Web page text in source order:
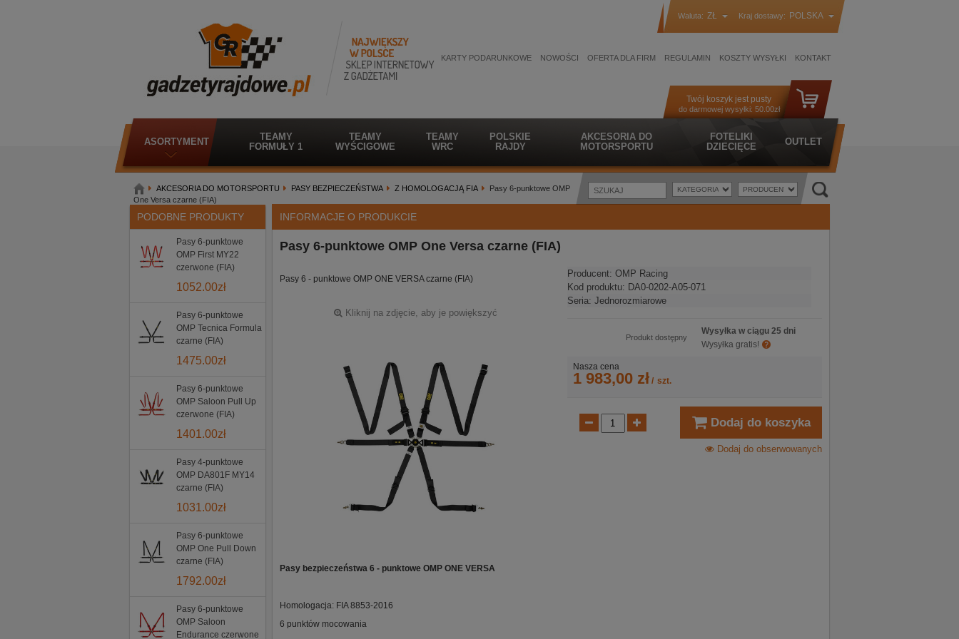
Waluta: ZŁ Kraj dostawy: POLSKA
KARTY PODARUNKOWE NOWOŚCI OFERTA DLA FIRM REGULAMIN KOSZTY WYSYŁKI KONTAKT
Twój koszyk jest pusty
do darmowej wysyłki: 50.00zł
ASORTYMENT
TEAMY
FORMUŁY 1
TEAMY
WYŚCIGOWE
TEAMY
WRC
POLSKIE
RAJDY
AKCESORIA DO
MOTORSPORTU
FOTELIKI
DZIECIĘCE
OUTLET
AKCESORIA DO MOTORSPORTU PASY BEZPIECZEŃSTWA Z HOMOLOGACJĄ FIA
Pasy 6-punktowe OMP
One Versa czarne (FIA)
PODOBNE PRODUKTY
Pasy 6-punktowe
OMP First MY22
czerwone (FIA)
1052.00zł
Pasy 6-punktowe
OMP Tecnica Formula
czarne (FIA)
1475.00zł
Pasy 6-punktowe
OMP Saloon Pull Up
czerwone (FIA)
1401.00zł
Pasy 4-punktowe
OMP DA801F MY14
czarne (FIA)
1031.00zł
Pasy 6-punktowe
OMP One Pull Down
czarne (FIA)
1792.00zł
Pasy 6-punktowe
OMP Saloon
Endurance czerwone
INFORMACJE O PRODUKCIE
Pasy 6-punktowe OMP One Versa czarne (FIA)
Pasy 6 - punktowe OMP ONE VERSA czarne (FIA)
Kliknij na zdjęcie, aby je powiększyć
Producent: OMP Racing
Kod produktu: DA0-0202-A05-071
Seria: Jednorozmiarowe
Produkt dostępny
Wysyłka w ciągu 25 dni
Wysyłka gratis!
Nasza cena
1 983,00 zł/ szt.
Dodaj do koszyka
Dodaj do obserwowanych
Pasy bezpieczeństwa 6 - punktowe OMP ONE VERSA
Homologacja: FIA 8853-2016
6 punktów mocowania